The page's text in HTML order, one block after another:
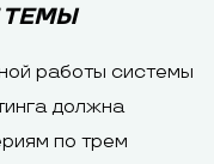
ТЕМЫ
работы системы
должна
по трем